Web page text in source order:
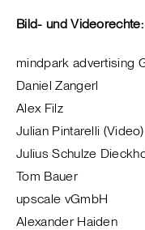
Bild- und Videorechte:
mindpark advertising
Daniel Zangerl
Alex Filz
Julian Pintarelli (Video)
Julius Schulze
Tom Bauer
upscale vGmbH
Alexander Haiden